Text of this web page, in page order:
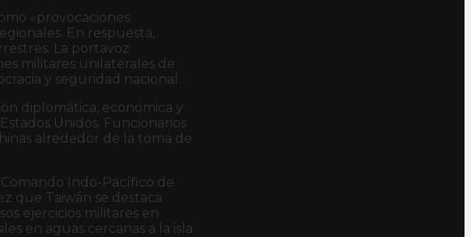
«provocaciones
En respuesta,
La portavoz
militares unilaterales de
y seguridad nacional.
diplomática, económica y
Unidos. Funcionarios
alrededor de la toma de
Indo-Pacífico de
que Taiwán se destaca
ejercicios militares en
en aguas cercanas a la isla